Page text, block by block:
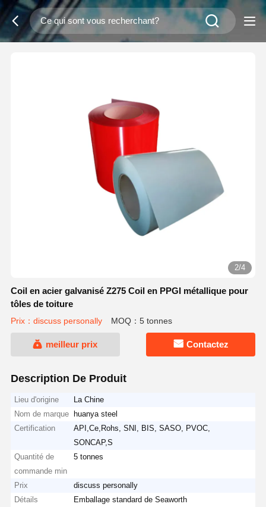
2/4
Coil en acier galvanisé Z275 Coil en PPGI métallique pour
tôles de toiture
Prix：discuss personally MOQ：5 tonnes
meilleur prix Contactez
Description De Produit
Lieu d'origine
La Chine
Nom de marque
huanya steel
Certification
API,Ce,Rohs, SNI, BIS, SASO, PVOC,
SONCAP,S
Quantité de
commande min
5 tonnes
Prix
discuss personally
Détails
Emballage standard de Seaworth